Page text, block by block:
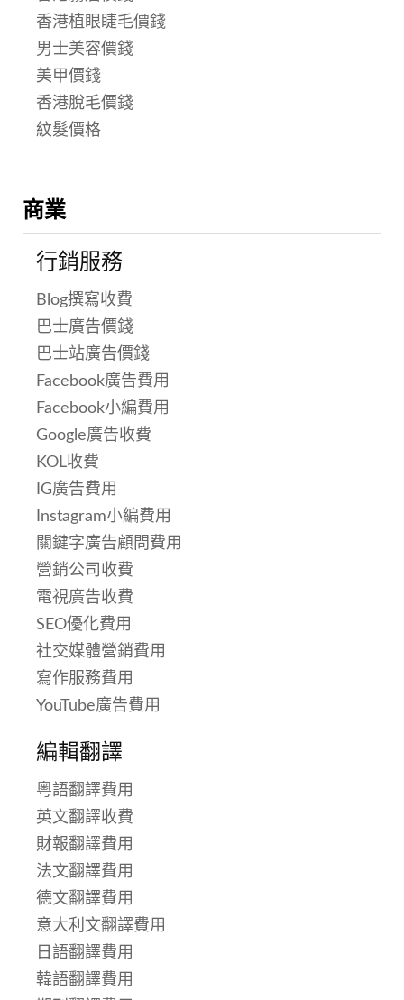
香港植眼睫毛價錢
男士美容價錢
美甲價錢
香港脫毛價錢
紋髮價格
商業
行銷服務
Blog撰寫收費
巴士廣告價錢
巴士站廣告價錢
Facebook廣告費用
Facebook小編費用
Google廣告收費
KOL收費
IG廣告費用
Instagram小編費用
關鍵字廣告顧問費用
營銷公司收費
電視廣告收費
SEO優化費用
社交媒體營銷費用
寫作服務費用
YouTube廣告費用
編輯翻譯
粵語翻譯費用
英文翻譯收費
財報翻譯費用
法文翻譯費用
德文翻譯費用
意大利文翻譯費用
日語翻譯費用
韓語翻譯費用